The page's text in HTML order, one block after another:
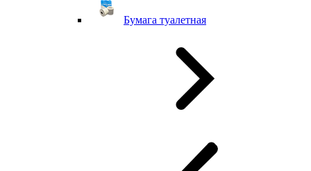
Бумага туалетная